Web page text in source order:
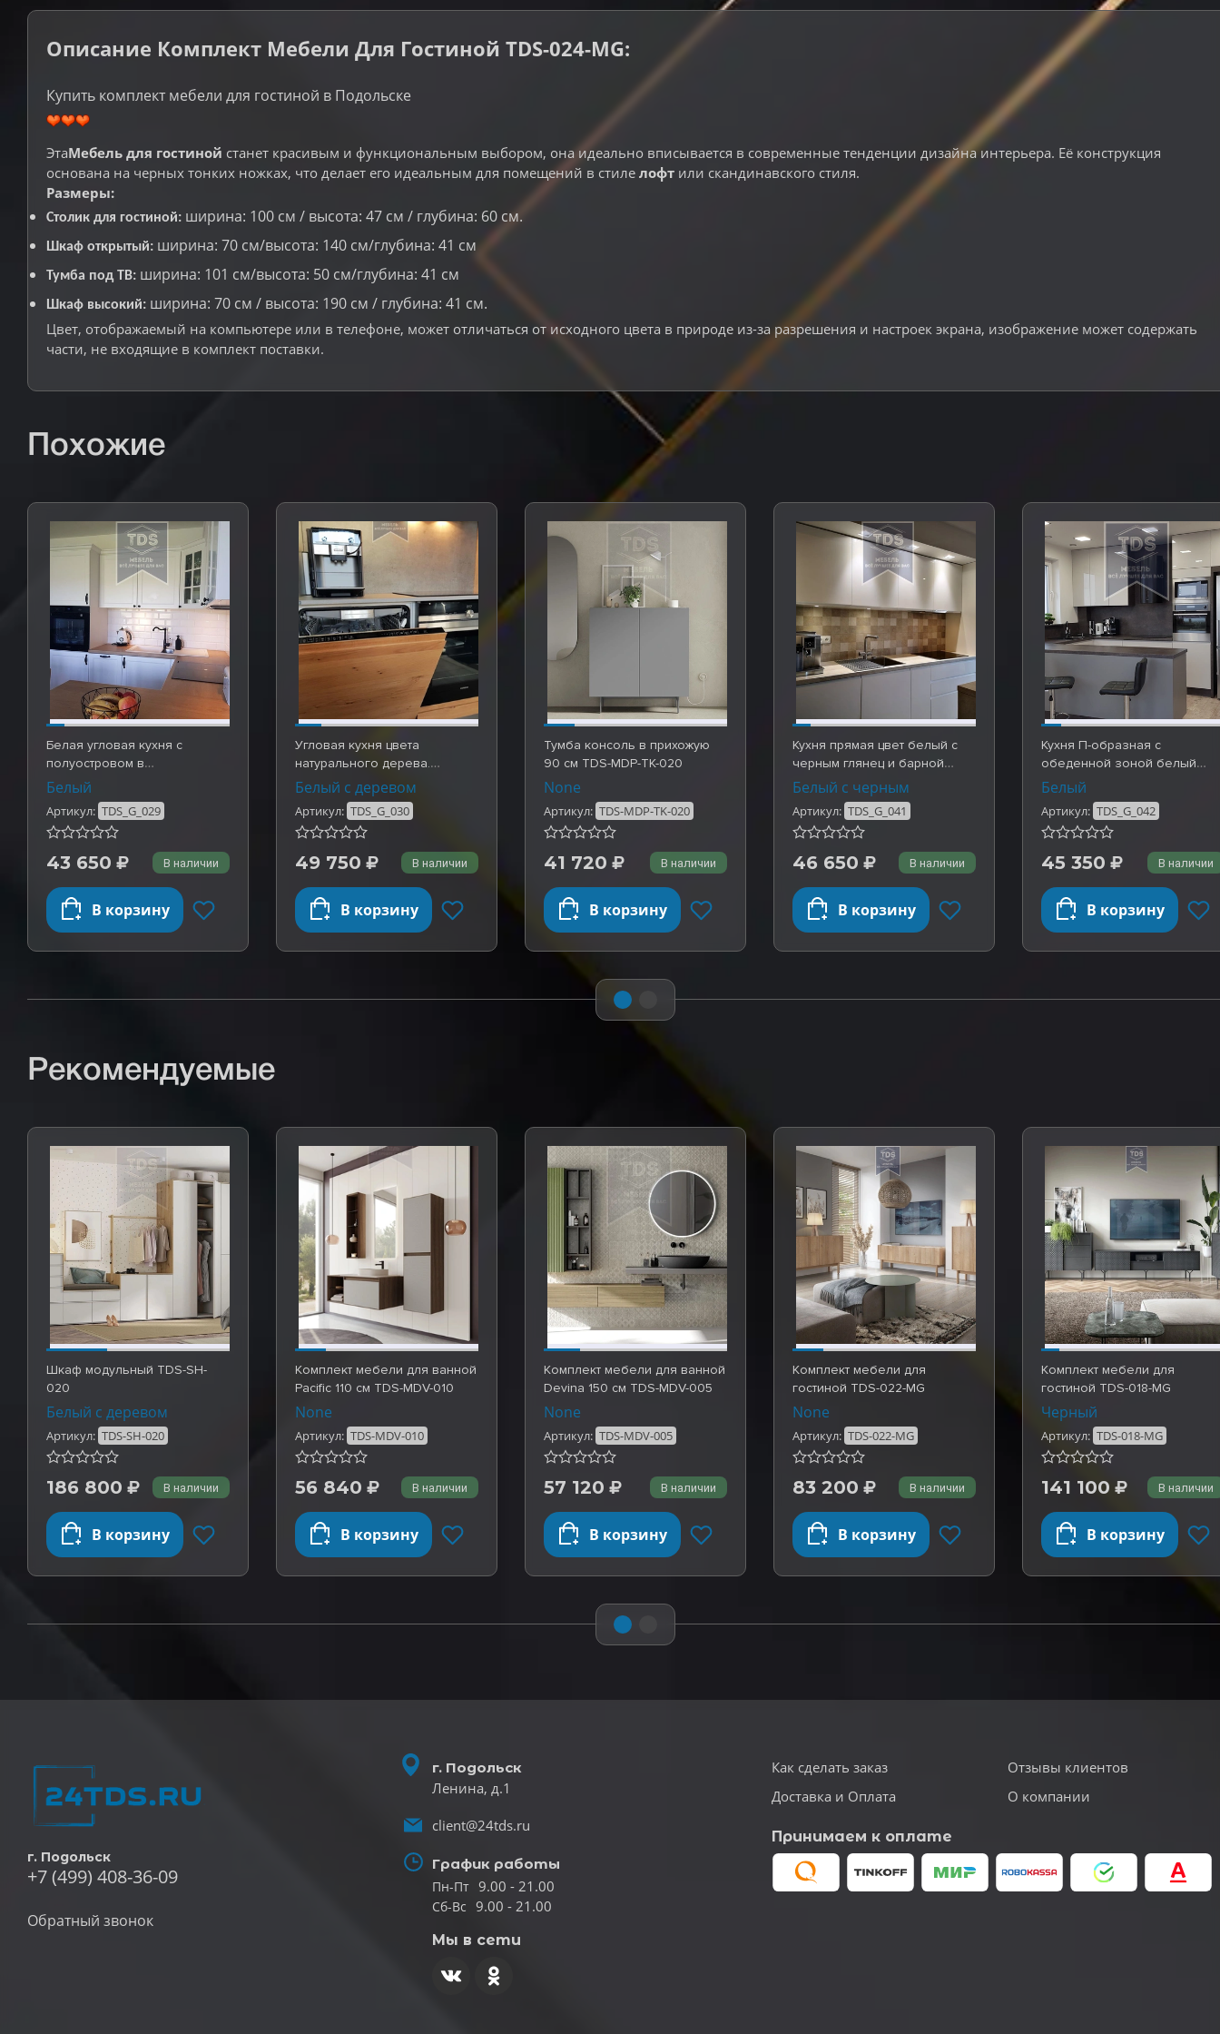
Описание Комплект Мебели Для Гостиной TDS-024-MG:
Купить комплект мебели для гостиной в Подольске
ЭтаМебель для гостиной станет красивым и функциональным выбором, она идеально вписывается в современные тенденции дизайна интерьера. Её конструкция
основана на черных тонких ножках, что делает его идеальным для помещений в стиле лофт или скандинавского стиля.
Размеры:
Столик для гостиной: ширина: 100 см / высота: 47 см / глубина: 60 ​​см.
Шкаф открытый: ширина: 70 см/высота: 140 см/глубина: 41 см
Тумба под ТВ: ширина: 101 см/высота: 50 см/глубина: 41 см
Шкаф высокий: ширина: 70 см / высота: 190 см / глубина: 41 см.
Цвет, отображаемый на компьютере или в телефоне, может отличаться от исходного цвета в природе из-за разрешения и настроек экрана, изображение может содержать
части, не входящие в комплект поставки.
Похожие
Белая угловая кухня с
полуостровом в
скандинавском стиле.
Белый
Артикул: TDS_G_029
43 650 В наличии
В корзину
Угловая кухня цвета
натурального дерева.
Готовые работы TDS_G_030
Белый с деревом
Артикул: TDS_G_030
49 750 В наличии
В корзину
Тумба консоль в прихожую
90 см TDS-MDP-TK-020
None
Артикул: TDS-MDP-TK-020
41 720 В наличии
В корзину
Кухня прямая цвет белый с
черным глянец и барной
стойкой. Готовы…
Белый с черным
Артикул: TDS_G_041
46 650 В наличии
В корзину
Кухня П-образная с
обеденной зоной белый
глянец. Готовые работы …
Белый
Артикул: TDS_G_042
45 350 В наличии
В корзину
Рекомендуемые
Шкаф модульный TDS-SH-
020
Белый с деревом
Артикул: TDS-SH-020
186 800 В наличии
В корзину
Комплект мебели для ванной
Pacific 110 см TDS-MDV-010
None
Артикул: TDS-MDV-010
56 840 В наличии
В корзину
Комплект мебели для ванной
Devina 150 см TDS-MDV-005
None
Артикул: TDS-MDV-005
57 120 В наличии
В корзину
Комплект мебели для
гостиной TDS-022-MG
None
Артикул: TDS-022-MG
83 200 В наличии
В корзину
Комплект мебели для
гостиной TDS-018-MG
Черный
Артикул: TDS-018-MG
141 100 В наличии
В корзину
г. Подольск
+7 (499) 408-36-09
Обратный звонок
г. Подольск
Ленина, д.1
client@24tds.ru
График работы
Пн-Пт 9.00 - 21.00
Сб-Вс 9.00 - 21.00
Мы в сети
Как сделать заказ
Доставка и Оплата
Отзывы клиентов
О компании
Принимаем к оплате